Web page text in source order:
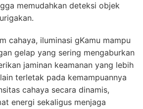
memudahkan deteksi objek
cahaya, iluminasi gKamu mampu
gelap yang sering mengaburkan
jaminan keamanan yang lebih
terletak pada kemampuannya
cahaya secara dinamis,
energi sekaligus menjaga